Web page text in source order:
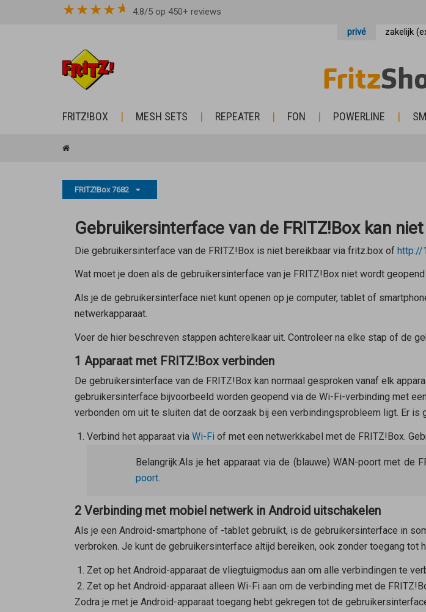
★★★★ 4.8/5 op 450+ reviews
privé zakelijk
FRITZ!BOX MESH SETS REPEATER FON POWERLINE
FRITZ!Box 7682
Gebruikersinterface van de FRITZ!Box kan
Die gebruikersinterface van de FRITZ!Box is niet bereikbaar via fritz.boxof http://
Wat moet je doen als de gebruikersinterface van je FRITZ!Box niet wordt geopend
Als je de gebruikersinterface niet kunt openen op je computer, tablet of
netwerkapparaat.
Voer de hier beschreven stappen achterelkaar uit. Controleer na elke stap of de
1 Apparaat met FRITZ!Box verbinden
De gebruikersinterface van de FRITZ!Box kan normaal gesproken vanaf elk
gebruikersinterface bijvoorbeeld worden geopend via de Wi-Fi-verbinding met een
verbonden om uit te sluiten dat de oorzaak bij een verbindingsprobleem ligt. Er
Verbind het apparaat via Wi-Fiof met een netwerkkabel met de FRITZ!Box.
Belangrijk:Als je het apparaat via de (blauwe) WAN-poort met de
poort.
2 Verbinding met mobiel netwerk in Android uitschakelen
Als je een Android-smartphone of -tablet gebruikt, is de gebruikersinterface in
verbroken. Je kunt de gebruikersinterface altijd bereiken, ook zonder toegang tot
Zet op het Android-apparaat de vliegtuigmodus aan om alle verbindingen te
Zet op het Android-apparaat alleen Wi-Fi aan om de verbinding met de
Zodra je met je Android-apparaat toegang hebt gekregen tot de